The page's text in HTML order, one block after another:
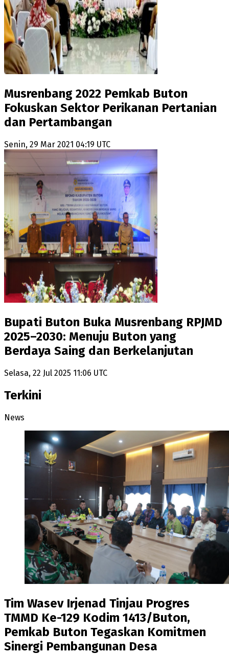
Musrenbang 2022 Pemkab Buton
Fokuskan Sektor Perikanan Pertanian
dan Pertambangan
Senin, 29 Mar 2021 04:19 UTC
Bupati Buton Buka Musrenbang RPJMD
2025–2030: Menuju Buton yang
Berdaya Saing dan Berkelanjutan
Selasa, 22 Jul 2025 11:06 UTC
Terkini
News
Tim Wasev Irjenad Tinjau Progres
TMMD Ke-129 Kodim 1413/Buton,
Pemkab Buton Tegaskan Komitmen
Sinergi Pembangunan Desa